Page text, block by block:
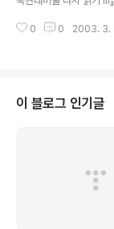
학적 연계를 검토했던
다. 물론 그 이전, 그러니
정보가 이미 한국미술
0 0 2003. 3.
이 블로그 인기글